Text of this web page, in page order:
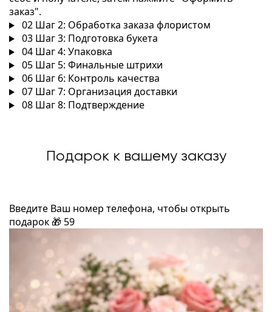
заказ".
02 Шаг 2: Обработка заказа флористом
03 Шаг 3: Подготовка букета
04 Шаг 4: Упаковка
05 Шаг 5: Финальные штрихи
06 Шаг 6: Контроль качества
07 Шаг 7: Организация доставки
08 Шаг 8: Подтверждение
Подарок к вашему заказу
Введите Ваш номер телефона, чтобы открыть
подарок 🎁 59